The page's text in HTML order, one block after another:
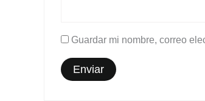
Guardar mi nombre, correo